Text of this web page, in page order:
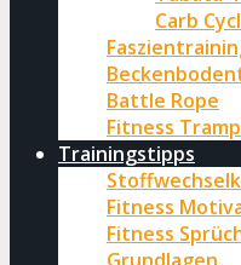
Carb
Battle Rope
Fitness
Trainingstipps
Fitness
Fitness